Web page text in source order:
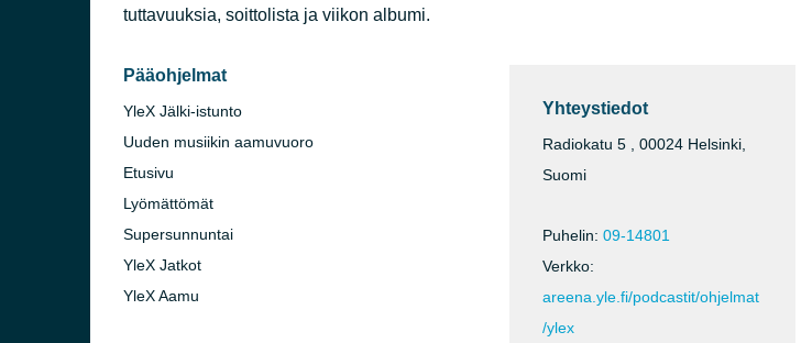
tuttavuuksia, soittolista ja viikon albumi.
Pääohjelmat
YleX Jälki-istunto
Uuden musiikin aamuvuoro
Etusivu
Lyömättömät
Supersunnuntai
YleX Jatkot
YleX Aamu
Yhteystiedot
Radiokatu 5 , 00024 Helsinki,
Suomi
Puhelin: 09-14801
Verkko:
areena.yle.fi/podcastit/ohjelmat
/ylex